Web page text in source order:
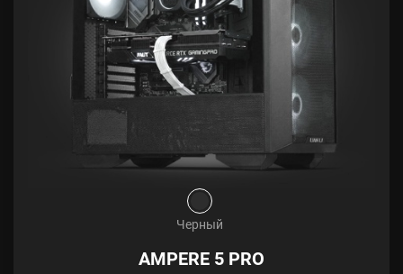
Черный
AMPERE 5 PRO